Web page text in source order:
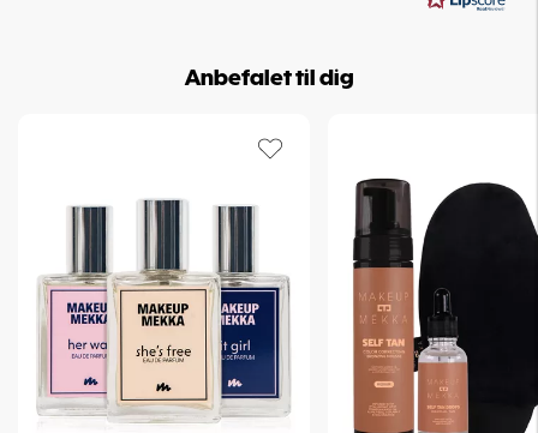
Anbefalet til dig